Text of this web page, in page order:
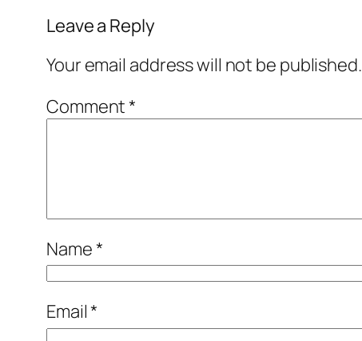
Leave a Reply
Your email address will not be published.
Comment*
Name*
Email*